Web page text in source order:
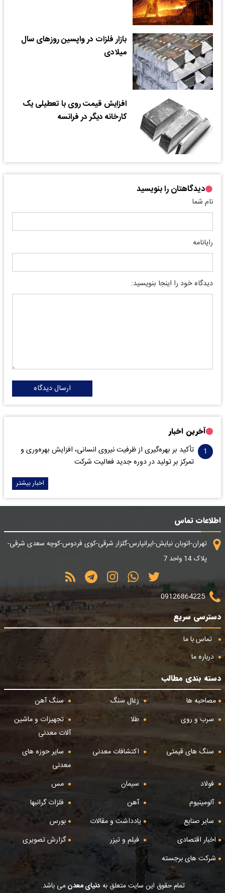
بازار فلزات در واپسین روزهای سال
میلادی
افزایش قیمت روی با تعطیلی یک
کارخانه دیگر در فرانسه
دیدگاهتان را بنویسید
نام شما
رایانامه
دیدگاه خود را اینجا بنویسید:
ارسال دیدگاه
آخرین اخبار
تأکید بر بهره‌گیری از ظرفیت نیروی انسانی، افزایش بهره‌وری و
تمرکز بر تولید در دوره جدید فعالیت شرکت
اخبار بیشتر
اطلاعات تماس
تهران-اتوبان نیایش-ایرانپارس-گلزار شرقی-کوی فردوس-کوچه سعدی شرقی-
پلاک 14 واحد 7
09126864225
دسترسی سریع
تماس با ما
درباره ما
دسته بندی مطالب
مصاحبه ها
زغال سنگ
سنگ آهن
سرب و روی
طلا
تجهیزات و ماشین
آلات معدنی
سنگ های قیمتی
اکتشافات معدنی
سایر حوزه های
معدنی
فولاد
سیمان
مس
آلومینیوم
آهن
فلزات گرانبها
سایر صنایع
یادداشت و مقالات
بورس
اخبار اقتصادی
فیلم و تیزر
گزارش تصویری
شرکت های برجسته
تمام حقوق این سایت متعلق به دنیای معدنمی باشد.